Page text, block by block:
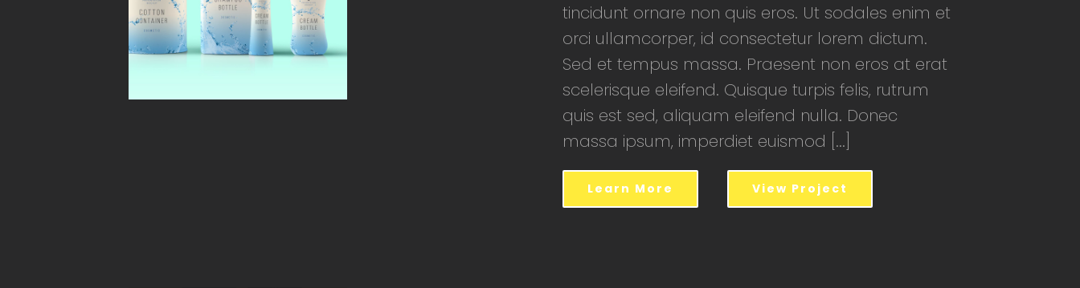
tincidunt ornare non quis eros. Ut sodales enim et
orci ullamcorper, id consectetur lorem dictum.
Sed et tempus massa. Praesent non eros at erat
scelerisque eleifend. Quisque turpis felis, rutrum
quis est sed, aliquam eleifend nulla. Donec
massa ipsum, imperdiet euismod [...]
Learn More View Project